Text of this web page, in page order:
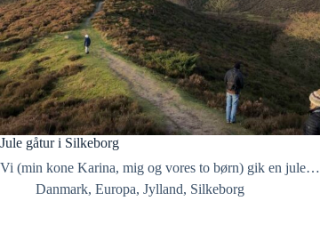
Jule gåtur i Silkeborg
Vi (min kone Karina, mig og vores to børn) gik en jule…
Danmark, Europa, Jylland, Silkeborg